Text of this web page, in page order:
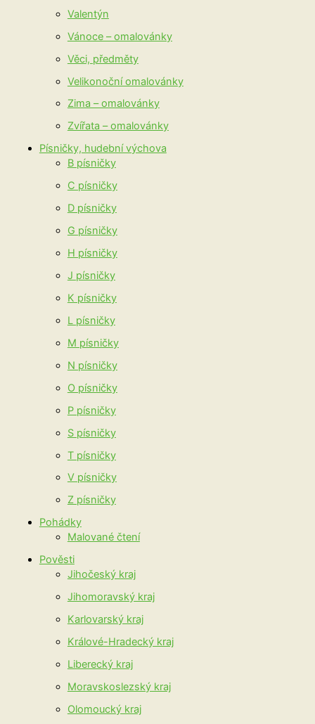
Valentýn
Vánoce – omalovánky
Věci, předměty
Velikonoční omalovánky
Zima – omalovánky
Zvířata – omalovánky
Písničky, hudební výchova
B písničky
C písničky
D písničky
G písničky
H písničky
J písničky
K písničky
L písničky
M písničky
N písničky
O písničky
P písničky
S písničky
T písničky
V písničky
Z písničky
Pohádky
Malované čtení
Pověsti
Jihočeský kraj
Jihomoravský kraj
Karlovarský kraj
Králové-Hradecký kraj
Liberecký kraj
Moravskoslezský kraj
Olomoucký kraj